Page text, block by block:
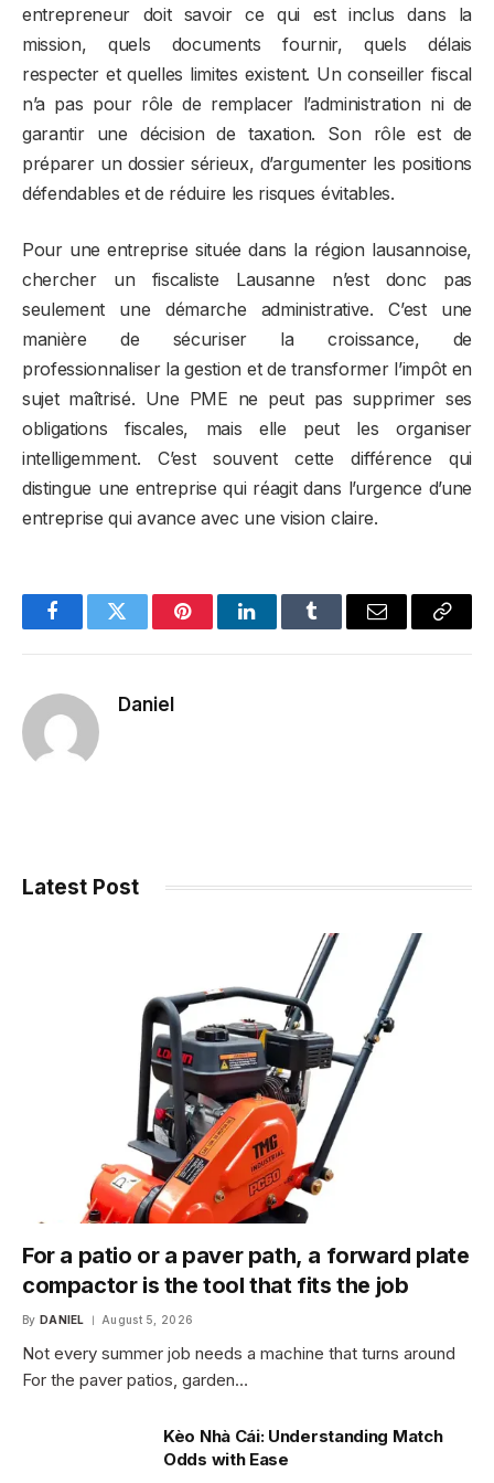
entrepreneur doit savoir ce qui est inclus dans la
mission, quels documents fournir, quels délais
respecter et quelles limites existent. Un conseiller fiscal
n’a pas pour rôle de remplacer l’administration ni de
garantir une décision de taxation. Son rôle est de
préparer un dossier sérieux, d’argumenter les positions
défendables et de réduire les risques évitables.
Pour une entreprise située dans la région lausannoise,
chercher un fiscaliste Lausanne n’est donc pas
seulement une démarche administrative. C’est une
manière de sécuriser la croissance, de
professionnaliser la gestion et de transformer l’impôt en
sujet maîtrisé. Une PME ne peut pas supprimer ses
obligations fiscales, mais elle peut les organiser
intelligemment. C’est souvent cette différence qui
distingue une entreprise qui réagit dans l’urgence d’une
entreprise qui avance avec une vision claire.
FacebookTwitter PinterestLinkedInTumblr Email
Copy
Daniel
Latest Post
For a patio or a paver path, a forward plate
compactor is the tool that fits the job
By DANIEL August 5, 2026
Not every summer job needs a machine that turns around
For the paver patios, garden…
Kèo Nhà Cái: Understanding Match
Odds with Ease